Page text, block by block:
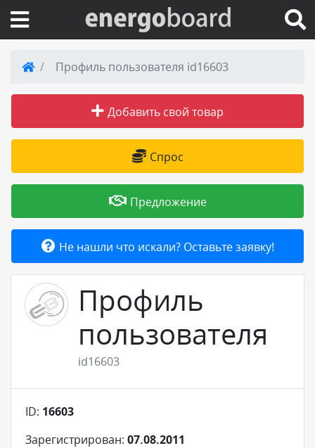
Вход на сайт
Поиск по сайту
Публикации
Справка
Товары и услуги
Добавить товар или услугу
Профиль пользователя id16603
Добавить свой товар
Спрос
Предложение
Не нашли что искали? Оставьте заявку!
Профиль
пользователя
id16603
ID: 16603
Зарегистрирован: 07.08.2011